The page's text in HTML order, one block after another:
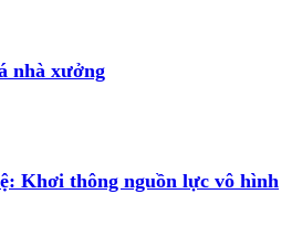
nhà xưởng
Khơi thông nguồn lực vô hình